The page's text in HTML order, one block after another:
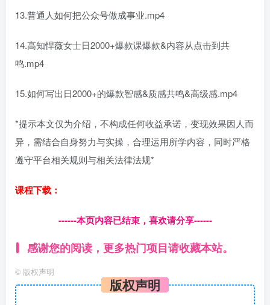
13.普通人如何把公众号做成事业.mp4
14.高知悍薇女士日2000+爆款课爆款&内容从点击到共
鸣.mp4
15.如何写出日2000+的爆款智感&质感共鸣&高级感.mp4
*提示本文仅为介绍，不构成任何收益承诺，变现效果因人而
异，需结合自身努力与实操，合理运用所学内容，同时严格
遵守平台相关规则与相关法律法规*
课程下载：
------本页内容已结束，喜欢请分享------
感谢您的阅读，更多热门项目请收藏本站。
© 版权声明
版权声明